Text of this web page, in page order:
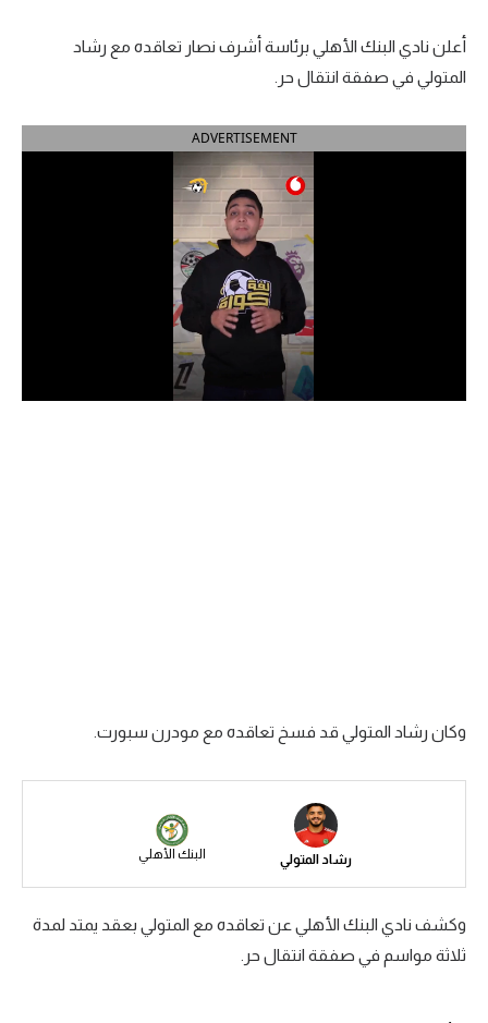
الدوري الإسباني
الدوري الإيطالي
الدوري السعودي للمحترفين
دوري أبطال إفريقيا
سعودي في الجول
القسم الثاني
رياضات أخرى
أعلن نادي البنك الأهلي برئاسة أشرف نصار تعاقده مع رشاد
المتولي في صفقة انتقال حر.
ADVERTISEMENT
وكان رشاد المتولي قد فسخ تعاقده مع مودرن سبورت.
رشاد المتولي البنك الأهلي
وكشف نادي البنك الأهلي عن تعاقده مع المتولي بعقد يمتد لمدة
ثلاثة مواسم في صفقة انتقال حر.